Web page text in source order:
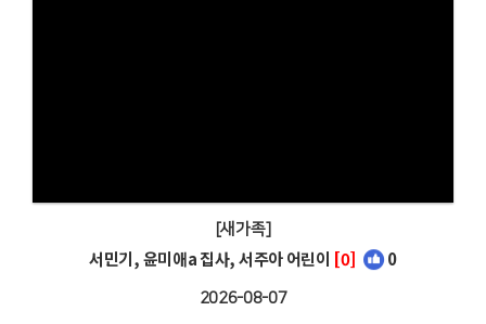
[새가족]
서민기, 윤미애a 집사, 서주아 어린이 [0] 0
2026-08-07